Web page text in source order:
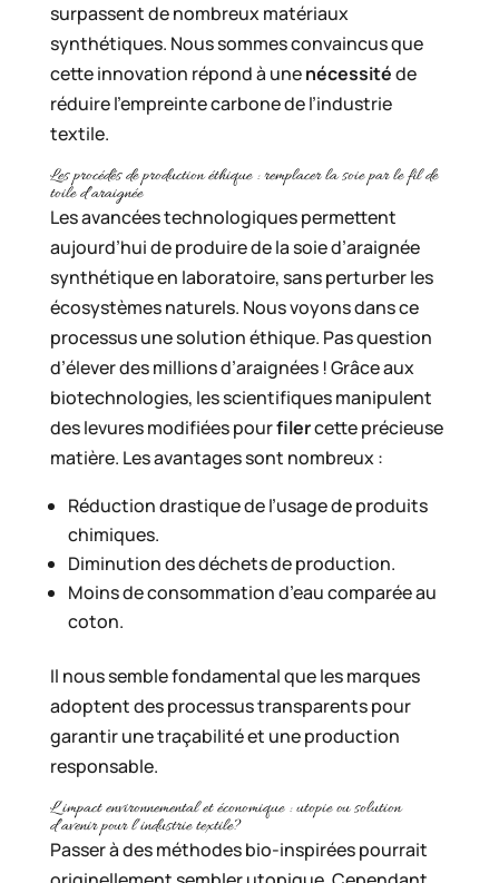
surpassent de nombreux matériaux
synthétiques. Nous sommes convaincus que
cette innovation répond à unenécessitéde
réduire l’empreinte carbone de l’industrie
textile.
Les procédés de production éthique : remplacer la soie par le fil de
toile d’araignée
Les avancées technologiques permettent
aujourd’hui de produire de la soie d’araignée
synthétique en laboratoire, sans perturber les
écosystèmes naturels. Nous voyons dans ce
processus une solution éthique. Pas question
d’élever des millions d’araignées ! Grâce aux
biotechnologies, les scientifiques manipulent
des levures modifiées pourfilercette précieuse
matière. Les avantages sont nombreux :
Réduction drastique de l’usage de produits
chimiques.
Diminution des déchets de production.
Moins de consommation d’eau comparée au
coton.
Il nous semble fondamental que les marques
adoptent des processus transparents pour
garantir une traçabilité et une production
responsable.
L’impact environnemental et économique : utopie ou solution
d’avenir pour l’industrie textile?
Passer à des méthodes bio-inspirées pourrait